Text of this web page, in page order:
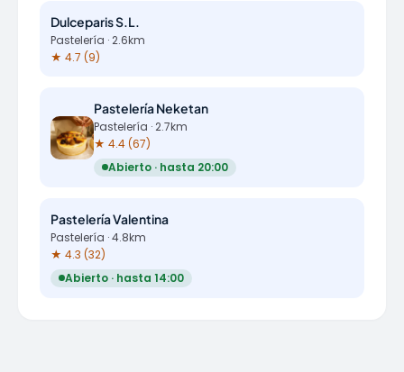
Dulceparis S.L.
Pastelería · 2.6km
★ 4.7 (9)
Pastelería Neketan
Pastelería · 2.7km
★ 4.4 (67)
Abierto · hasta 20:00
Pastelería Valentina
Pastelería · 4.8km
★ 4.3 (32)
Abierto · hasta 14:00